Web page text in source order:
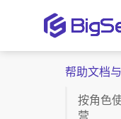
帮助文档
按角色
营